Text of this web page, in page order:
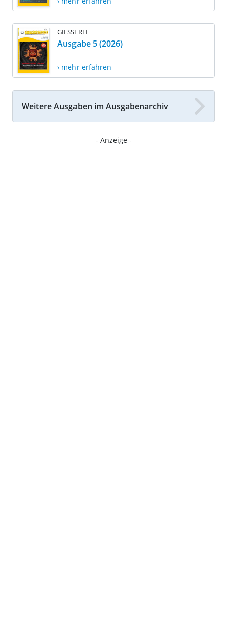
GIESSEREI
Ausgabe 5 (2026)
› mehr erfahren
Weitere Ausgaben im Ausgabenarchiv
- Anzeige -